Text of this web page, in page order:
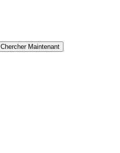
Chercher Maintenant